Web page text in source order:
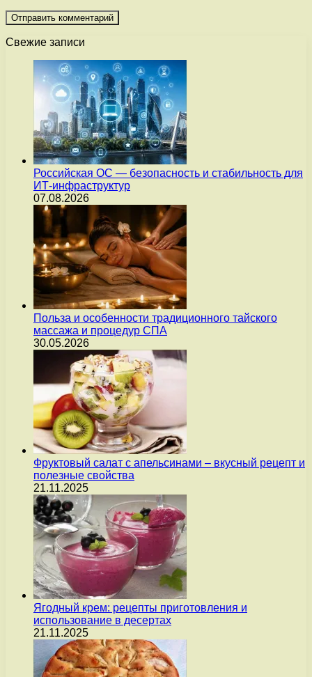
Свежие записи
Российская ОС — безопасность и стабильность для
ИТ-инфраструктур
07.08.2026
Польза и особенности традиционного тайского
массажа и процедур СПА
30.05.2026
Фруктовый салат с апельсинами – вкусный рецепт и
полезные свойства
21.11.2025
Ягодный крем: рецепты приготовления и
использование в десертах
21.11.2025